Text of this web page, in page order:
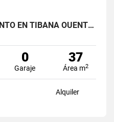
SE ARRIENDA APARTAMENTO EN TIBANA OUENTE ARANDA CONJUNTO OPORTO
0
Garaje
37
Área m2
Alquiler